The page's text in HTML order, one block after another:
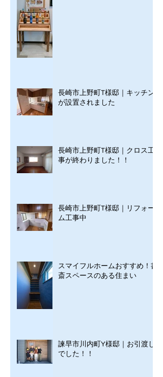
長崎市上野町T様邸｜キッチン
が設置されました
長崎市上野町T様邸｜クロス工
事が終わりました！！
長崎市上野町T様邸｜リフォー
ム工事中
スマイフルホームおすすめ！書
斎スペースのある住まい
諫早市川内町Y様邸｜お引渡し
でした！！